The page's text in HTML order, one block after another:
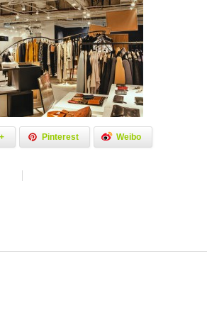
Pinterest Weibo